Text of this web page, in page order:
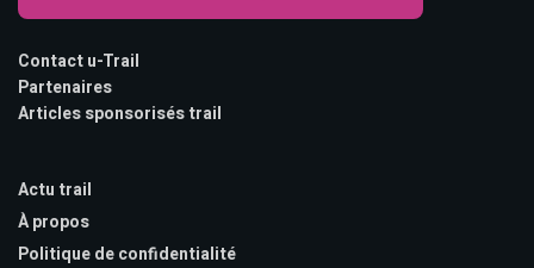
Contact u-Trail
Partenaires
Articles sponsorisés trail
Actu trail
À propos
Politique de confidentialité